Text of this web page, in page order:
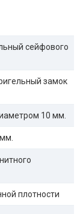
сейфового
замок
10 мм.
плотности